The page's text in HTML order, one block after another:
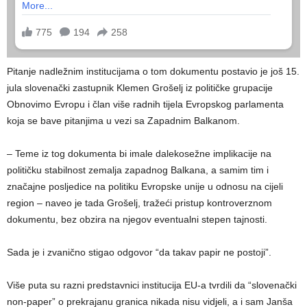
Pitanje nadležnim institucijama o tom dokumentu postavio je još 15.
jula slovenački zastupnik Klemen Grošelj iz političke grupacije
Obnovimo Evropu i član više radnih tijela Evropskog parlamenta
koja se bave pitanjima u vezi sa Zapadnim Balkanom.
– Teme iz tog dokumenta bi imale dalekosežne implikacije na
političku stabilnost zemalja zapadnog Balkana, a samim tim i
značajne posljedice na politiku Evropske unije u odnosu na cijeli
region – naveo je tada Grošelj, tražeći pristup kontroverznom
dokumentu, bez obzira na njegov eventualni stepen tajnosti.
Sada je i zvanično stigao odgovor “da takav papir ne postoji”.
Više puta su razni predstavnici institucija EU-a tvrdili da “slovenački
non-paper” o prekrajanu granica nikada nisu vidjeli, a i sam Janša